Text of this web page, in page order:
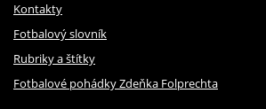
Kontakty
Fotbalový slovník
Rubriky a štítky
Fotbalové pohádky Zdeňka Folprechta